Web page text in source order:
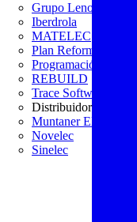
Grupo Lenor
Iberdrola
MATELEC
Plan Reforma
Programación Integral
REBUILD
Trace Software
Distribuidor
Muntaner Electro
Novelec
Sinelec